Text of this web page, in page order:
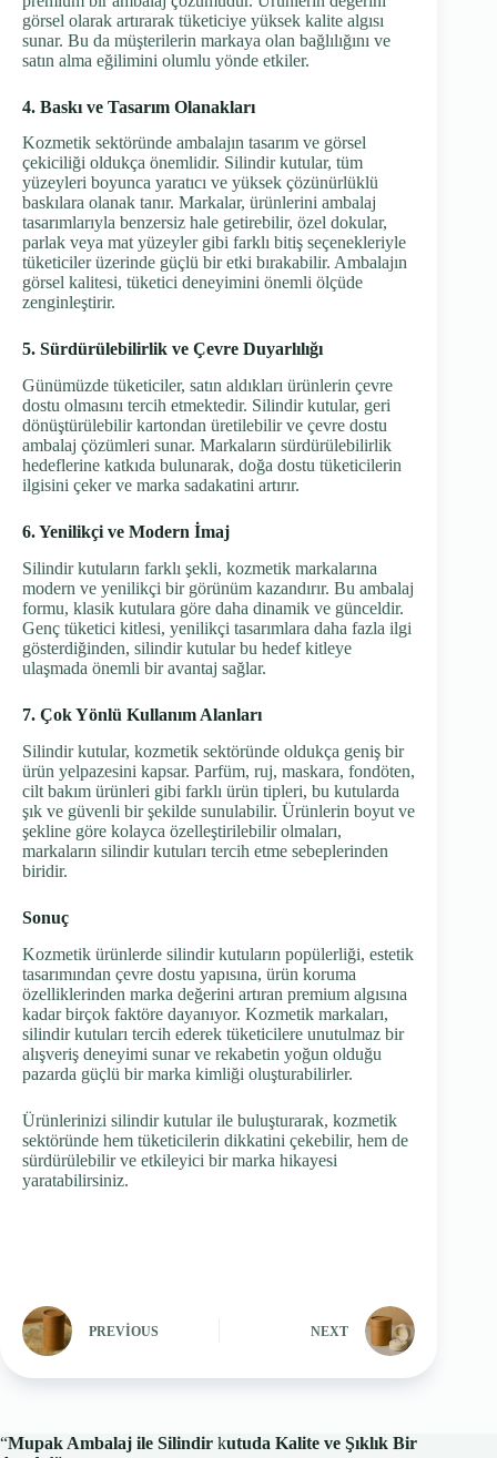
görsel olarak artırarak tüketiciye yüksek kalite algısı
sunar. Bu da müşterilerin markaya olan bağlılığını ve
satın alma eğilimini olumlu yönde etkiler.
4. Baskı ve Tasarım Olanakları
Kozmetik sektöründe ambalajın tasarım ve görsel
çekiciliği oldukça önemlidir. Silindir kutular, tüm
yüzeyleri boyunca yaratıcı ve yüksek çözünürlüklü
baskılara olanak tanır. Markalar, ürünlerini ambalaj
tasarımlarıyla benzersiz hale getirebilir, özel dokular,
parlak veya mat yüzeyler gibi farklı bitiş seçenekleriyle
tüketiciler üzerinde güçlü bir etki bırakabilir. Ambalajın
görsel kalitesi, tüketici deneyimini önemli ölçüde
zenginleştirir.
5. Sürdürülebilirlik ve Çevre Duyarlılığı
Günümüzde tüketiciler, satın aldıkları ürünlerin çevre
dostu olmasını tercih etmektedir. Silindir kutular, geri
dönüştürülebilir kartondan üretilebilir ve çevre dostu
ambalaj çözümleri sunar. Markaların sürdürülebilirlik
hedeflerine katkıda bulunarak, doğa dostu tüketicilerin
ilgisini çeker ve marka sadakatini artırır.
6. Yenilikçi ve Modern İmaj
Silindir kutuların farklı şekli, kozmetik markalarına
modern ve yenilikçi bir görünüm kazandırır. Bu ambalaj
formu, klasik kutulara göre daha dinamik ve günceldir.
Genç tüketici kitlesi, yenilikçi tasarımlara daha fazla ilgi
gösterdiğinden, silindir kutular bu hedef kitleye
ulaşmada önemli bir avantaj sağlar.
7. Çok Yönlü Kullanım Alanları
Silindir kutular, kozmetik sektöründe oldukça geniş bir
ürün yelpazesini kapsar. Parfüm, ruj, maskara, fondöten,
cilt bakım ürünleri gibi farklı ürün tipleri, bu kutularda
şık ve güvenli bir şekilde sunulabilir. Ürünlerin boyut ve
şekline göre kolayca özelleştirilebilir olmaları,
markaların silindir kutuları tercih etme sebeplerinden
biridir.
Sonuç
Kozmetik ürünlerde silindir kutuların popülerliği, estetik
tasarımından çevre dostu yapısına, ürün koruma
özelliklerinden marka değerini artıran premium algısına
kadar birçok faktöre dayanıyor. Kozmetik markaları,
silindir kutuları tercih ederek tüketicilere unutulmaz bir
alışveriş deneyimi sunar ve rekabetin yoğun olduğu
pazarda güçlü bir marka kimliği oluşturabilirler.
Ürünlerinizi silindir kutular ile buluşturarak, kozmetik
sektöründe hem tüketicilerin dikkatini çekebilir, hem de
sürdürülebilir ve etkileyici bir marka hikayesi
yaratabilirsiniz.
PREVIOUS NEXT
“Mupak Ambalaj ile Silindir kutuda Kalite ve Şıklık Bir